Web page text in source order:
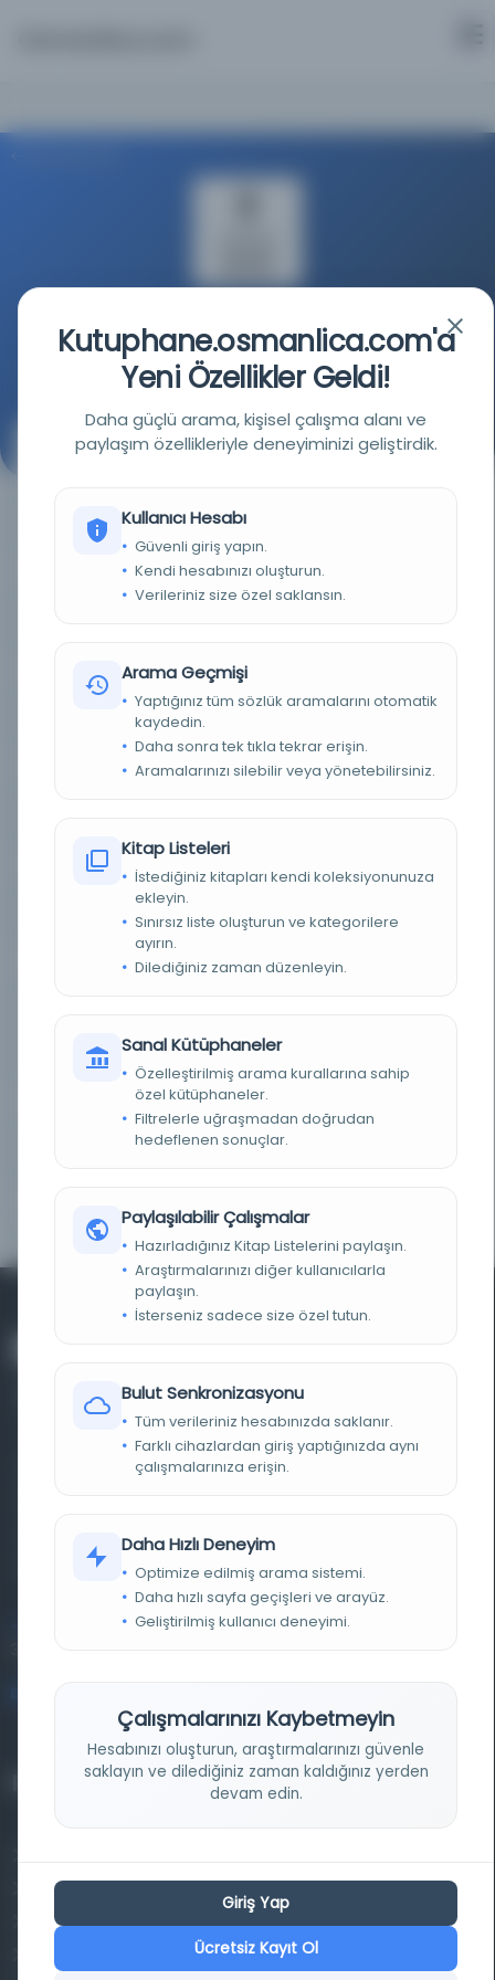
Kaynağa git
Şiir Defteri
Kitap
Belirlenmemiş dil
Evet
FIZIKSEL BOYUTLAR 220x160 mm.
Türkiye Yazma Eserler Kurumu Başkanlığı
KAYIT NUMARASI
1939
kağıdıCilt özelliği:Açık portakal rengi plastik
kapaklı
TASNIF NUMARASI/KONU 819.1008
06 Mil Yz FB 588-I
Farklı dönem, dil ve coğrafyalara ait tarihî yazma ve
materyalleri bir araya getiren kapsamlı bir dijital
kütüphane ve meta katalog.
Entertech Ofis: 322 İstanbul Ün. Avcılar Kampüsü Avcılar,
Projelerimiz
Aruz ve Hece Ölçüsü
Türkçe Metin Sıklık Analizi
Kazakça Metin Sıklık Analizi
Kutuphane.osmanlica.com'a
Yeni Özellikler Geldi!
Daha güçlü arama, kişisel çalışma alanı ve
paylaşım özellikleriyle deneyiminizi geliştirdik.
Kullanıcı Hesabı
Güvenli giriş yapın.
Kendi hesabınızı oluşturun.
Verileriniz size özel saklansın.
Arama Geçmişi
Yaptığınız tüm sözlük aramalarını otomatik
kaydedin.
Daha sonra tek tıkla tekrar erişin.
Aramalarınızı silebilir veya yönetebilirsiniz.
Kitap Listeleri
İstediğiniz kitapları kendi koleksiyonunuza
ekleyin.
Sınırsız liste oluşturun ve kategorilere
ayırın.
Dilediğiniz zaman düzenleyin.
Sanal Kütüphaneler
Özelleştirilmiş arama kurallarına sahip
özel kütüphaneler.
Filtrelerle uğraşmadan doğrudan
hedeflenen sonuçlar.
Paylaşılabilir Çalışmalar
Hazırladığınız Kitap Listelerini paylaşın.
Araştırmalarınızı diğer kullanıcılarla
paylaşın.
İsterseniz sadece size özel tutun.
Bulut Senkronizasyonu
Tüm verileriniz hesabınızda saklanır.
Farklı cihazlardan giriş yaptığınızda aynı
çalışmalarınıza erişin.
Daha Hızlı Deneyim
Optimize edilmiş arama sistemi.
Daha hızlı sayfa geçişleri ve arayüz.
Geliştirilmiş kullanıcı deneyimi.
Çalışmalarınızı Kaybetmeyin
Hesabınızı oluşturun, araştırmalarınızı güvenle
saklayın ve dilediğiniz zaman kaldığınız yerden
devam edin.
Giriş Yap
Ücretsiz Kayıt Ol